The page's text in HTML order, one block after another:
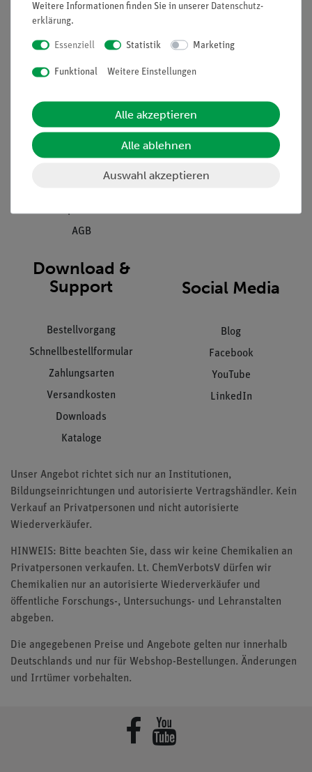
Informationen
Projekte und Lösungen
Presse
AGB
Service
Beratung & Showroom
Inventarisierungs- &
Einräumservice
Inbetriebnahme & Schulungen
Kundendienst
Download &
Support
Bestellvorgang
Schnellbestellformular
Zahlungsarten
Versandkosten
Downloads
Kataloge
Social Media
Blog
Facebook
YouTube
LinkedIn
Unser Angebot richtet sich nur an Institutionen,
Bildungseinrichtungen und autorisierte Vertragshändler. Kein
Verkauf an Privatpersonen und nicht autorisierte
Wiederverkäufer.
HINWEIS: Bitte beachten Sie, dass wir keine Chemikalien an
Privatpersonen verkaufen. Lt. ChemVerbotsV dürfen wir
Chemikalien nur an autorisierte Wiederverkäufer und
öffentliche Forschungs-, Untersuchungs- und Lehranstalten
abgeben.
Die angegebenen Preise und Angebote gelten nur innerhalb
Deutschlands und nur für Webshop-Bestellungen. Änderungen
und Irrtümer vorbehalten.
Weitere Informationen finden Sie in unserer Daten­schutz­
erklärung.
Essenziell Statistik Marketing
Funktional Weitere Einstellungen
Alle akzeptieren
Alle ablehnen
Auswahl akzeptieren